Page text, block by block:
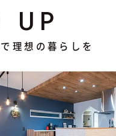
UP
理想の暮らしを